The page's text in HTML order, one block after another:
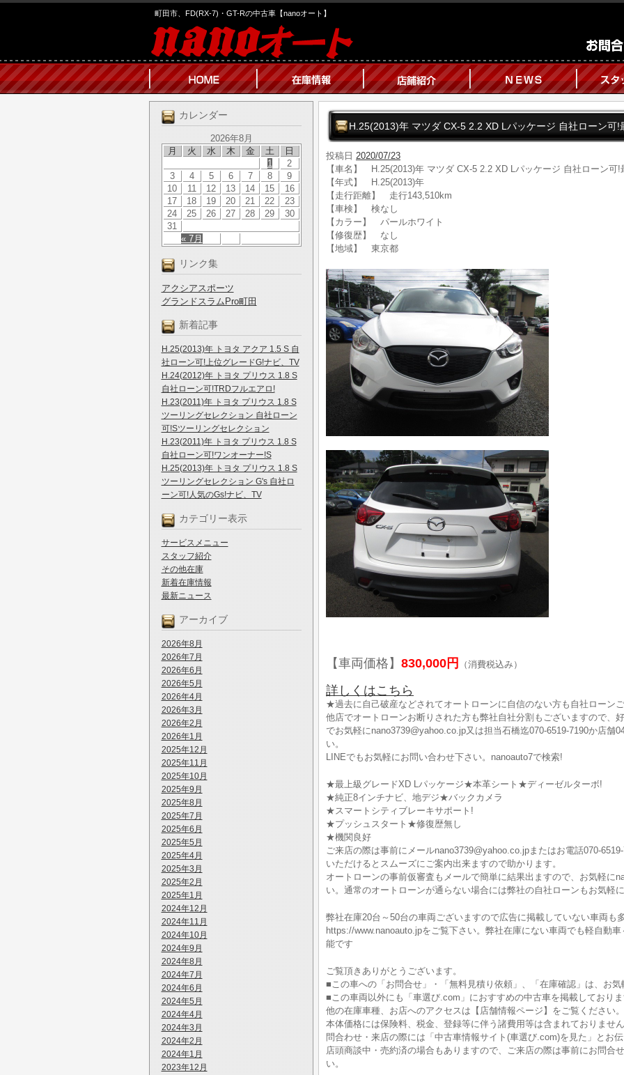
町田市、FD(RX-7)・GT-Rの中古車【nanoオート】
カレンダー
2026年8月
月
火 水 木 金 土 日
« 7月
1
2
3
4 5 6 7 8
9
10
11 12 13 14 15
16
17
18 19 20 21 22
23
24
25 26 27 28 29
30
31
リンク集
アクシアスポーツ
グランドスラムPro町田
新着記事
H.25(2013)年 トヨタ アクア 1.5 S 自
社ローン可!上位グレードG!ナビ、TV
H.24(2012)年 トヨタ プリウス 1.8 S
自社ローン可!TRDフルエアロ!
H.23(2011)年 トヨタ プリウス 1.8 S
ツーリングセレクション 自社ローン
可!Sツーリングセレクション
H.23(2011)年 トヨタ プリウス 1.8 S
自社ローン可!ワンオーナー!S
H.25(2013)年 トヨタ プリウス 1.8 S
ツーリングセレクション G's 自社ロ
ーン可!人気のGs!ナビ、TV
カテゴリー表示
サービスメニュー
スタッフ紹介
その他在庫
新着在庫情報
最新ニュース
アーカイブ
2026年8月
2026年7月
2026年6月
2026年5月
2026年4月
2026年3月
2026年2月
2026年1月
2025年12月
2025年11月
2025年10月
2025年9月
2025年8月
2025年7月
2025年6月
2025年5月
2025年4月
2025年3月
2025年2月
2025年1月
2024年12月
2024年11月
2024年10月
2024年9月
2024年8月
2024年7月
2024年6月
2024年5月
2024年4月
2024年3月
2024年2月
2024年1月
2023年12月
H.25(2013)年 マツダ CX-5 2.2 XD Lパッケージ 自社ローン可!
投稿日 2020/07/23
【車名】 H.25(2013)年 マツダ CX-5 2.2 XD Lパッケージ 自社ローン可
【年式】 H.25(2013)年
【走行距離】 走行143,510km
【車検】 検なし
【カラー】 パールホワイト
【修復歴】 なし
【地域】 東京都
【車両価格】 830,000円 （消費税込み）
詳しくはこちら
★過去に自己破産などされてオートローンに自信のない方も自社ローン
他店でオートローンお断りされた方も弊社自社分割もございますので、
でお気軽にnano3739@yahoo.co.jp又は担当石橋迄070-6519-7190か店舗
い。
LINEでもお気軽にお問い合わせ下さい。nanoauto7で検索!
★最上級グレードXD Lパッケージ★本革シート★ディーゼルターボ!
★純正8インチナビ、地デジ★バックカメラ
★スマートシティブレーキサポート!
★プッシュスタート★修復歴無し
★機関良好
ご来店の際は事前にメールnano3739@yahoo.co.jpまたはお電話070-
いただけるとスムーズにご案内出来ますので助かります。
オートローンの事前仮審査もメールで簡単に結果出ますので、お気軽に
い。通常のオートローンが通らない場合には弊社の自社ローンもお気軽
弊社在庫20台～50台の車両ございますので広告に掲載していない車両も
https://www.nanoauto.jpをご覧下さい。弊社在庫にない車両でも軽自動
能です
ご覧頂きありがとうございます。
■この車への「お問合せ」・「無料見積り依頼」、「在庫確認」は、お気
■この車両以外にも「車選び.com」におすすめの中古車を掲載しており
他の在庫車種、お店へのアクセスは【店舗情報ページ】をご覧ください。
本体価格には保険料、税金、登録等に伴う諸費用等は含まれておりませ
問合わせ・来店の際には「中古車情報サイト(車選び.com)を見た」とお
店頭商談中・売約済の場合もありますので、ご来店の際は事前にお問合
い。